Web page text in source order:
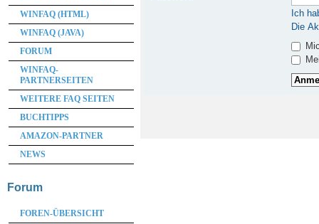
Ich
Die
WINFAQ (HTML)
WINFAQ (JAVA)
FORUM
WINFAQ-
PARTNERSEITEN
WEITERE FAQ SEITEN
BUCHTIPPS
AMAZON-PARTNER
NEWS
Forum
FOREN-ÜBERSICHT